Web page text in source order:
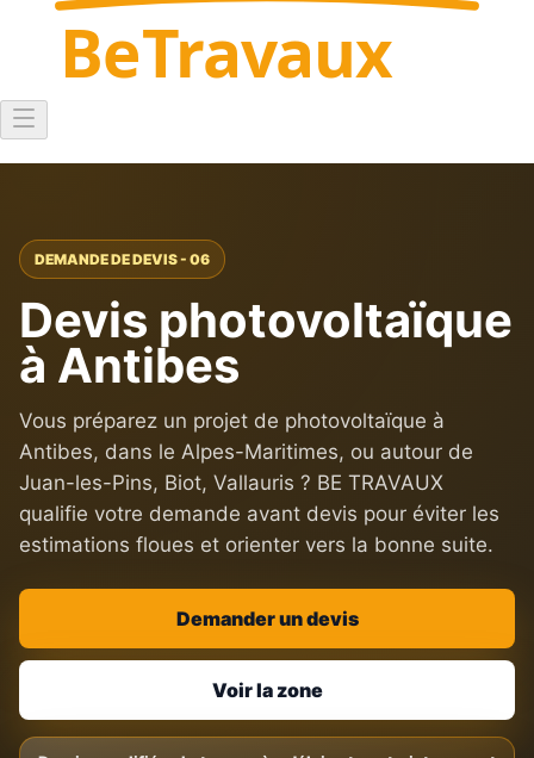
BeTravaux
DEMANDE DE DEVIS - 06
Devis photovoltaïque
à Antibes
Vous préparez un projet de photovoltaïque à
Antibes, dans le Alpes-Maritimes, ou autour de
Juan-les-Pins, Biot, Vallauris ? BE TRAVAUX
qualifie votre demande avant devis pour éviter les
estimations floues et orienter vers la bonne suite.
Demander un devis
Voir la zone